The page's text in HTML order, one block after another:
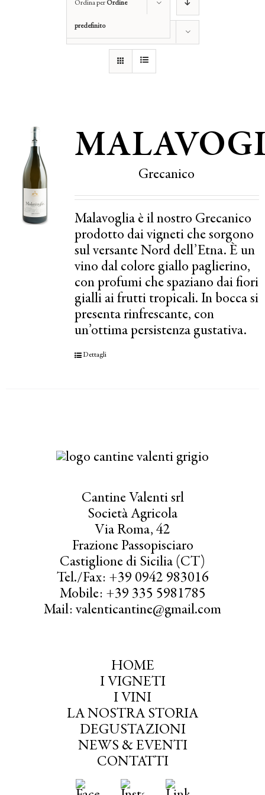
Ordina per Ordine
predefinito
Mostra
Grecanico
Malavoglia è il nostro Grecanico
prodotto dai vigneti che sorgono
sul versante Nord dell’Etna. È un
vino dal colore giallo paglierino,
con profumi che spaziano dai fiori
gialli ai frutti tropicali. In bocca si
presenta rinfrescante, con
un’ottima persistenza gustativa.
Dettagli
Cantine Valenti srl
Società Agricola
Via Roma, 42
Frazione Passopisciaro
Castiglione di Sicilia (CT)
Tel./Fax: +39 0942 983016
Mobile: +39 335 5981785
Mail: valenticantine@gmail.com
HOME
I VIGNETI
I VINI
LA NOSTRA STORIA
DEGUSTAZIONI
NEWS & EVENTI
CONTATTI